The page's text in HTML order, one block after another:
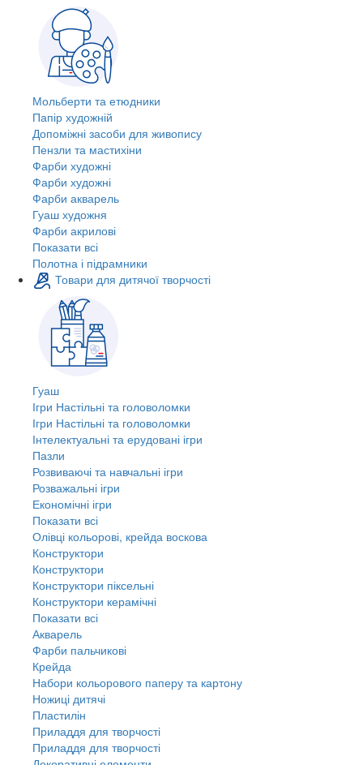
Мольберти та етюдники
Папір художній
Допоміжні засоби для живопису
Пензли та мастихіни
Фарби художні
Фарби художні
Фарби акварель
Гуаш художня
Фарби акрилові
Показати всі
Полотна і підрамники
Товари для дитячої творчості
Гуаш
Ігри Настільні та головоломки
Ігри Настільні та головоломки
Інтелектуальні та ерудовані ігри
Пазли
Розвиваючі та навчальні ігри
Розважальні ігри
Економічні ігри
Показати всі
Олівці кольорові, крейда воскова
Конструктори
Конструктори
Конструктори піксельні
Конструктори керамічні
Показати всі
Акварель
Фарби пальчикові
Крейда
Набори кольорового паперу та картону
Ножиці дитячі
Пластилін
Приладдя для творчості
Приладдя для творчості